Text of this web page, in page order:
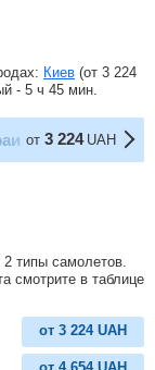
Киев (от 3 224
- 5 ч 45 мин.
от 3 224 UAH
типы самолетов.
смотрите в таблице
от 3 224 UAH
от 4 654 UAH